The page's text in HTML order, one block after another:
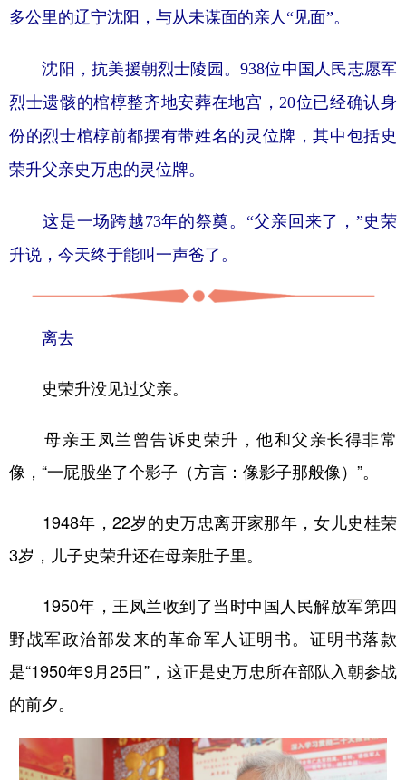
文化产业
地方频道
北京 天津 河北
山东 河南 湖北 湖南
广东
贵州 云南
陕西
新疆 内蒙古
多语种频道
Русский язык 日本語 한국어
Deutsch Português
多公里的辽宁沈阳，与从未谋面的亲人“见面”。
沈阳，抗美援朝烈士陵园。938位中国人民志愿军
烈士遗骸的棺椁整齐地安葬在地宫，20位已经确认身
份的烈士棺椁前都摆有带姓名的灵位牌，其中包括史
荣升父亲史万忠的灵位牌。
这是一场跨越73年的祭奠。“父亲回来了，”史荣
升说，今天终于能叫一声爸了。
离去
史荣升没见过父亲。
母亲王凤兰曾告诉史荣升，他和父亲长得非常
像，“一屁股坐了个影子（方言：像影子那般像）”。
1948年，22岁的史万忠离开家那年，女儿史桂荣
3岁，儿子史荣升还在母亲肚子里。
1950年，王凤兰收到了当时中国人民解放军第四
野战军政治部发来的革命军人证明书。证明书落款
是“1950年9月25日”，这正是史万忠所在部队入朝参战
的前夕。